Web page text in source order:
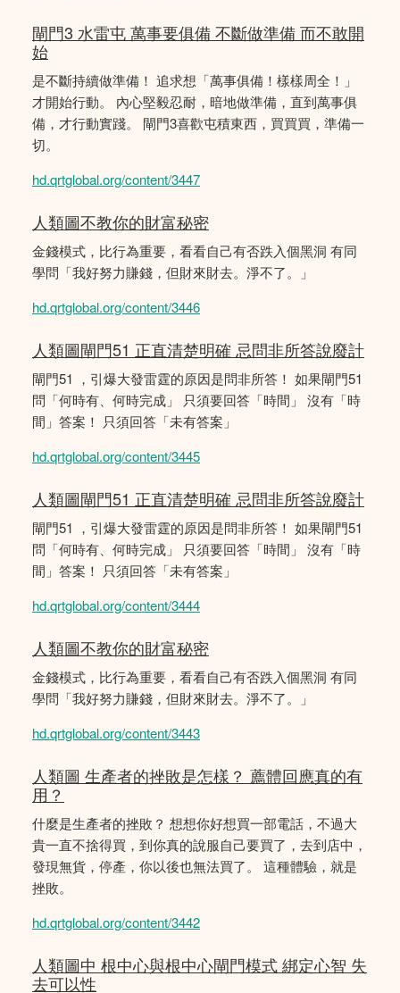
閘門3 水雷屯 萬事要俱備 不斷做準備 而不敢開
始
是不斷持續做準備！ 追求想「萬事俱備！樣樣周全！」
才開始行動。 內心堅毅忍耐，暗地做準備，直到萬事俱
備，才行動實踐。 閘門3喜歡屯積東西，買買買，準備一
切。
hd.qrtglobal.org/content/3447
人類圖不教你的財富秘密
金錢模式，比行為重要，看看自己有否跌入個黑洞 有同
學問「我好努力賺錢，但財來財去。淨不了。」
hd.qrtglobal.org/content/3446
人類圖閘門51 正直清楚明確 忌問非所答說廢計
閘門51 ，引爆大發雷霆的原因是問非所答！ 如果閘門51
問「何時有、何時完成」 只須要回答「時間」 沒有「時
間」答案！ 只須回答「未有答案」
hd.qrtglobal.org/content/3445
人類圖閘門51 正直清楚明確 忌問非所答說廢計
閘門51 ，引爆大發雷霆的原因是問非所答！ 如果閘門51
問「何時有、何時完成」 只須要回答「時間」 沒有「時
間」答案！ 只須回答「未有答案」
hd.qrtglobal.org/content/3444
人類圖不教你的財富秘密
金錢模式，比行為重要，看看自己有否跌入個黑洞 有同
學問「我好努力賺錢，但財來財去。淨不了。」
hd.qrtglobal.org/content/3443
人類圖 生產者的挫敗是怎樣？ 薦體回應真的有
用？
什麼是生產者的挫敗？ 想想你好想買一部電話，不過大
貴一直不捨得買，到你真的說服自己要買了，去到店中，
發現無貨，停產，你以後也無法買了。 這種體驗，就是
挫敗。
hd.qrtglobal.org/content/3442
人類圖中 根中心與根中心閘門模式 綁定心智 失
去可以性